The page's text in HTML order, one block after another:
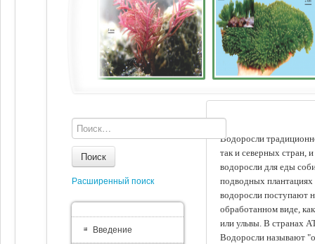
Водоросли
так и северных стран,
водоросли для еды
подводных
водоросли поступают
обработанном виде,
или ульвы. В странах
Водоросли называют
Поиск
Расширенный поиск
Введение